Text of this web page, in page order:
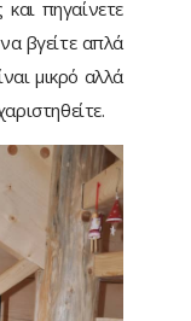
πηγαίνετε
βγείτε απλά
μικρό αλλά